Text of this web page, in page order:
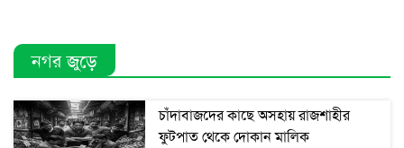
নগর জুড়ে
চাঁদাবাজদের কাছে অসহায় রাজশাহীর
ফুটপাত থেকে দোকান মালিক